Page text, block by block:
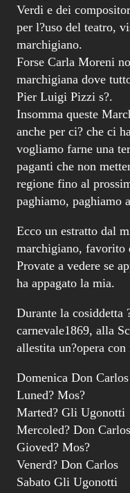
Verdi e dei
per l?uso del teatro,
marchigiano.
Forse Carla Moreni
marchigiana dove
Pier Luigi Pizzi s?.
Insomma queste
anche per ci? che ci
vogliamo farne una
paganti che non
regione fino al
paghiamo, paghiamo
Ecco un estratto dal
marchigiano,
Provate a vedere se
ha appagato la mia.
Durante la cosiddetta
carnevale1869, alla
allestita un?opera
Domenica Don Carlos
Luned? Mos?
Marted? Gli Ugonotti
Mercoled? Don Carlos
Gioved? Mos?
Venerd? Don Carlos
Sabato Gli Ugonotti